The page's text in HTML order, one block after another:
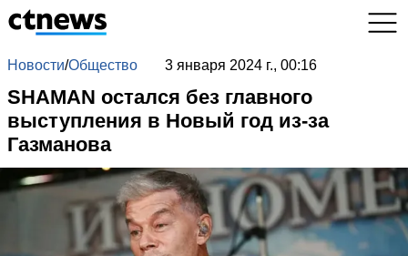
Новости/Общество 3 января 2024 г., 00:16
SHAMAN остался без главного
выступления в Новый год из-за
Газманова